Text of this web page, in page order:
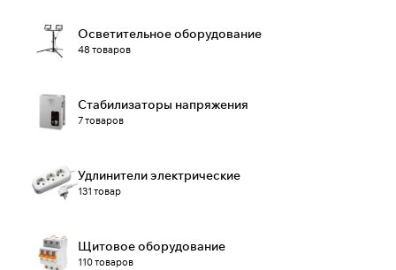
Осветительное оборудование
48 товаров
Стабилизаторы напряжения
7 товаров
Удлинители электрические
131 товар
Щитовое оборудование
110 товаров